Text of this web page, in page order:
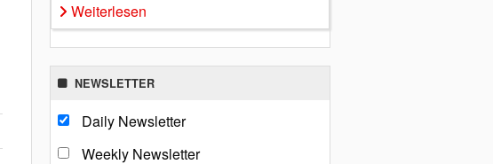
Weiterlesen
NEWSLETTER
Daily Newsletter
Weekly Newsletter